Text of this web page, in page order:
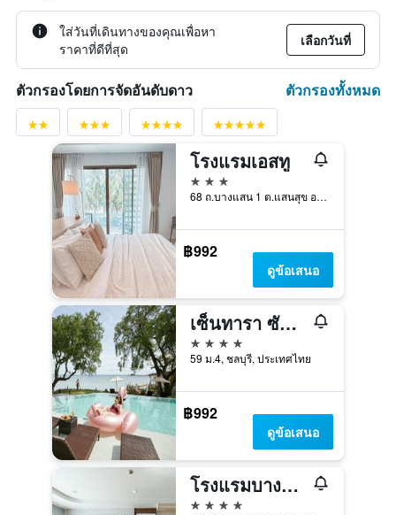
ใส่วันที่เดินทางของคุณเพื่อหา
ราคาที่ดีที่สุด
เลือกวันที่
ตัวกรองโดยการจัดอันดับดาว ตัวกรองทั้งหมด
โรงแรมเอสทู
3 ดาว
68 ถ.บางแสน 1 ต.แสนสุข อ.เมือง, ชลบุรี, ประเทศไทย
฿992
ดูข้อเสนอ
เซ็นทารา ซันไรซ่าเรสซิเดนซ์และสวีท ศรีราชา
4 ดาว
59 ม.4, ชลบุรี, ประเทศไทย
฿992
ดูข้อเสนอ
โรงแรมบางแสนเฮอริเทจ
4 ดาว